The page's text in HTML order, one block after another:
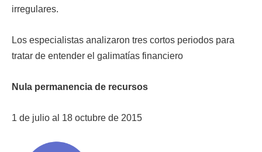
irregulares.
Los especialistas analizaron tres cortos periodos para
tratar de entender el galimatías financiero
Nula permanencia de recursos
1 de julio al 18 octubre de 2015